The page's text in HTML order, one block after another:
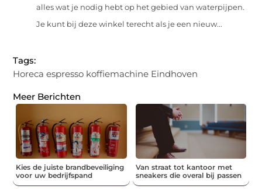
alles wat je nodig hebt op het gebied van waterpijpen.
Je kunt bij deze winkel terecht als je een nieuw...
Tags:
Horeca espresso koffiemachine Eindhoven
Meer Berichten
Kies de juiste brandbeveiliging
voor uw bedrijfspand
Van straat tot kantoor met
sneakers die overal bij passen